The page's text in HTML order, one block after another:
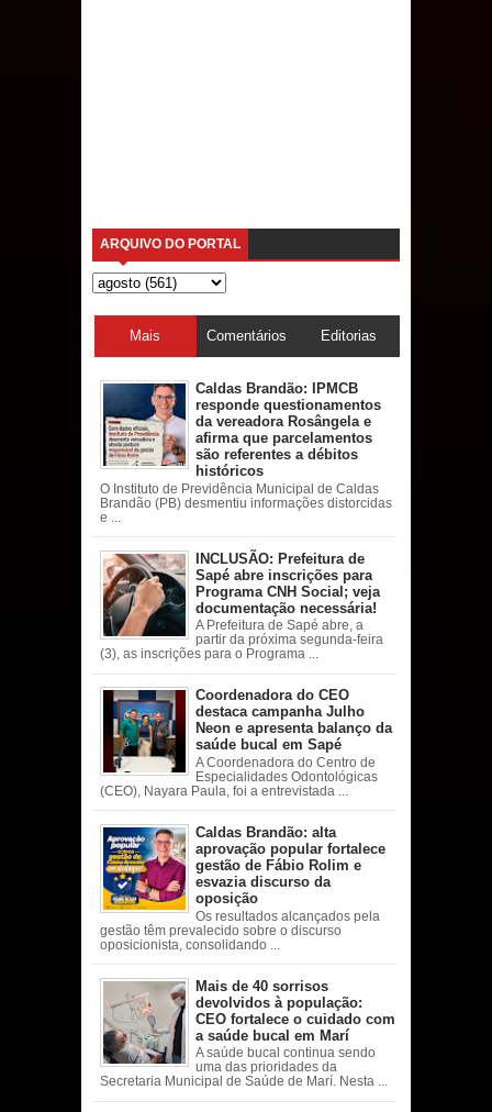
ARQUIVO DO PORTAL
Mais
acessadas
Comentários Editorias
Caldas Brandão: IPMCB
responde questionamentos
da vereadora Rosângela e
afirma que parcelamentos
são referentes a débitos
históricos
O Instituto de Previdência Municipal de Caldas
Brandão (PB) desmentiu informações distorcidas
e ...
INCLUSÃO: Prefeitura de
Sapé abre inscrições para
Programa CNH Social; veja
documentação necessária!
A Prefeitura de Sapé abre, a
partir da próxima segunda-feira
(3), as inscrições para o Programa ...
Coordenadora do CEO
destaca campanha Julho
Neon e apresenta balanço da
saúde bucal em Sapé
A Coordenadora do Centro de
Especialidades Odontológicas
(CEO), Nayara Paula, foi a entrevistada ...
Caldas Brandão: alta
aprovação popular fortalece
gestão de Fábio Rolim e
esvazia discurso da
oposição
Os resultados alcançados pela
gestão têm prevalecido sobre o discurso
oposicionista, consolidando ...
Mais de 40 sorrisos
devolvidos à população:
CEO fortalece o cuidado com
a saúde bucal em Marí
A saúde bucal continua sendo
uma das prioridades da
Secretaria Municipal de Saúde de Marí. Nesta ...